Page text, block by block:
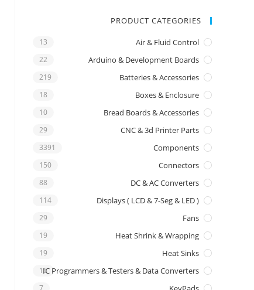
PRODUCT CATEGORIES
Air & Fluid Control
13
Arduino & Development Boards
22
Batteries & Accessories
219
Boxes & Enclosure
18
Bread Boards & Accessories
10
CNC & 3d Printer Parts
29
Components
3391
Connectors
150
DC & AC Converters
88
Displays ( LCD & 7-Seg & LED )
114
Fans
29
Heat Shrink & Wrapping
19
Heat Sinks
19
IC Programmers & Testers & Data Converters
16
7